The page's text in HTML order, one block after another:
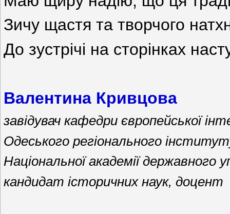
Зичу щастя та творчого
До зустрічі на сторінках
Валентина Кривцова
завідувач кафедри європейської
Одеського регіонального
Національної академії державного
кандидат історичних наук, доцент